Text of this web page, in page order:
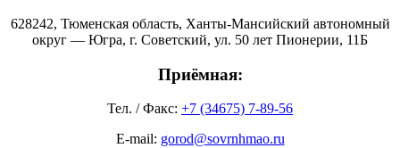
628242, Тюменская область, Ханты-Мансийский автономный
округ — Югра, г. Советский, ул. 50 лет Пионерии, 11Б
Приёмная:
Тел. / Факс: +7 (34675) 7-89-56
E-mail: gorod@sovrnhmao.ru